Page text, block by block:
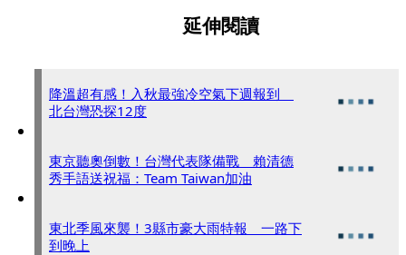
延伸閱讀
降溫超有感！入秋最強冷空氣下週報到
北台灣恐探12度
東京聽奧倒數！台灣代表隊備戰 賴清德
秀手語送祝福：Team Taiwan加油
東北季風來襲！3縣市豪大雨特報 一路下
到晚上